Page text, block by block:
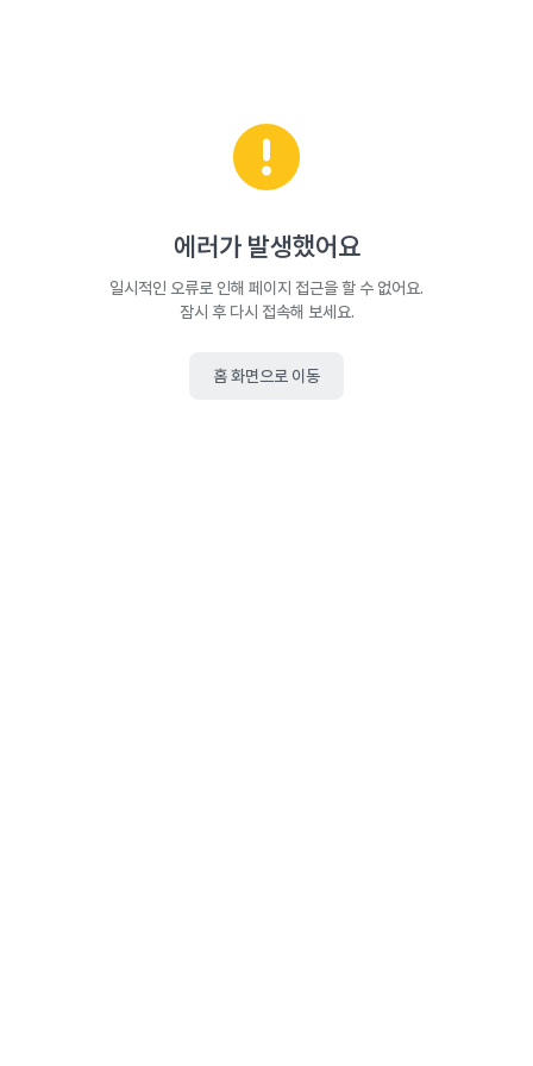
에러가 발생했어요
일시적인 오류로 인해 페이지 접근을 할 수 없어요.
잠시 후 다시 접속해 보세요.
홈 화면으로 이동